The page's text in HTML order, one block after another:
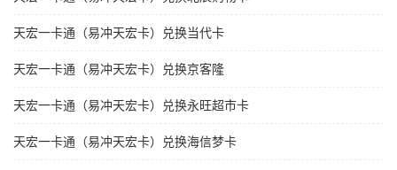
天宏一卡通（易冲天宏卡）兑换当代卡
天宏一卡通（易冲天宏卡）兑换京客隆
天宏一卡通（易冲天宏卡）兑换永旺超市卡
天宏一卡通（易冲天宏卡）兑换海信梦卡